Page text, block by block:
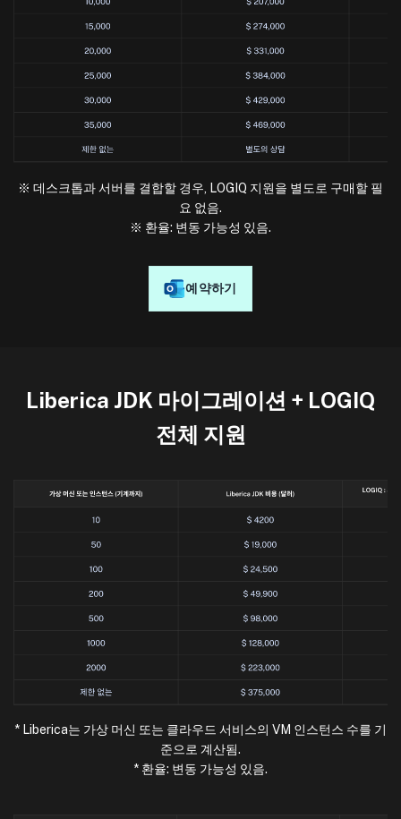
※ 데스크톱과 서버를 결합할 경우, LOGIQ 지원을 별도로 구매할 필
요 없음.
※ 환율: 변동 가능성 있음.
예약하기
Liberica JDK 마이그레이션 + LOGIQ
전체 지원
* Liberica는 가상 머신 또는 클라우드 서비스의 VM 인스턴스 수를 기
준으로 계산됨.
* 환율: 변동 가능성 있음.